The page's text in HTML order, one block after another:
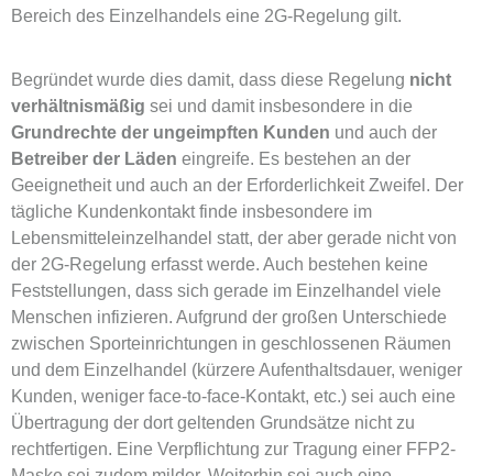
Bereich des Einzelhandels eine 2G-Regelung gilt.
Begründet wurde dies damit, dass diese Regelung nicht
verhältnismäßig sei und damit insbesondere in die
Grundrechte der ungeimpften Kunden und auch der
Betreiber der Läden eingreife. Es bestehen an der
Geeignetheit und auch an der Erforderlichkeit Zweifel. Der
tägliche Kundenkontakt finde insbesondere im
Lebensmitteleinzelhandel statt, der aber gerade nicht von
der 2G-Regelung erfasst werde. Auch bestehen keine
Feststellungen, dass sich gerade im Einzelhandel viele
Menschen infizieren. Aufgrund der großen Unterschiede
zwischen Sporteinrichtungen in geschlossenen Räumen
und dem Einzelhandel (kürzere Aufenthaltsdauer, weniger
Kunden, weniger face-to-face-Kontakt, etc.) sei auch eine
Übertragung der dort geltenden Grundsätze nicht zu
rechtfertigen. Eine Verpflichtung zur Tragung einer FFP2-